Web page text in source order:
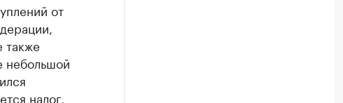
от
также
небольшой
налог,